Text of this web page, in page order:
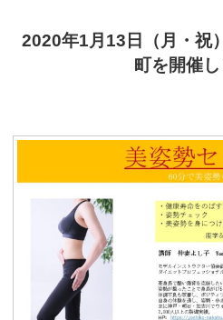
2020年1月13日（月・祝
町を開催し